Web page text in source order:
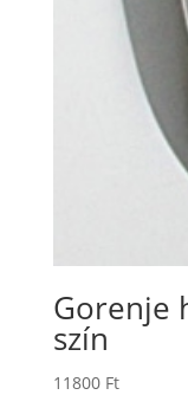
Gorenje
szín
11800 Ft